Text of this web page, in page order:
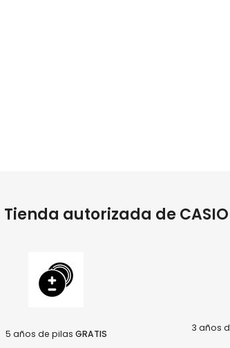
Tienda autorizada de
5 años de pilas GRATIS
3 años